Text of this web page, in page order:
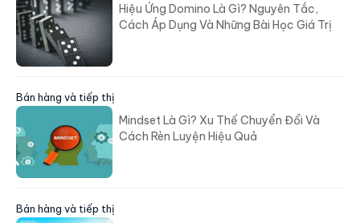
Hiệu Ứng Domino Là Gì? Nguyên Tắc,
Cách Áp Dụng Và Những Bài Học Giá Trị
Bán hàng và tiếp thị
Mindset Là Gì? Xu Thế Chuyển Đổi Và
Cách Rèn Luyện Hiệu Quả
Bán hàng và tiếp thị